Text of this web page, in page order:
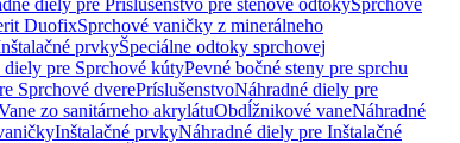
diely pre Príslušenstvo pre stenové odtokySprchové
DuofixSprchové vaničky z minerálneho
prvkyŠpeciálne odtoky sprchovej
diely pre Sprchové kútyPevné bočné steny pre sprchu
Sprchové dverePríslušenstvoNáhradné diely pre
zo sanitárneho akrylátuObdĺžnikové vaneNáhradné
Inštalačné prvkyNáhradné diely pre Inštalačné